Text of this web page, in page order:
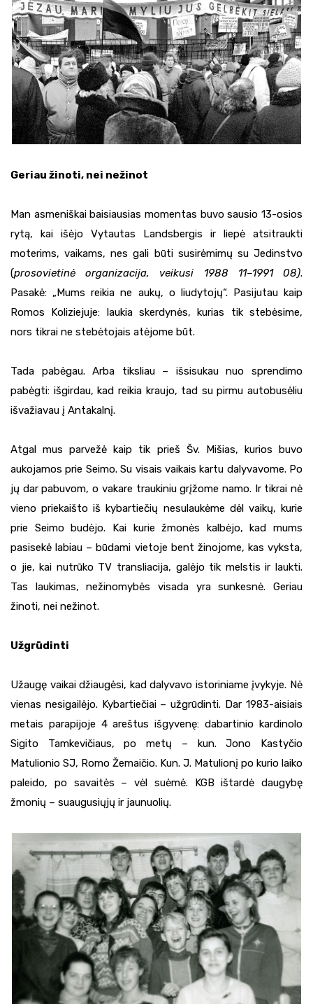
Geriau žinoti, nei nežinot
Man asmeniškai baisiausias momentas buvo sausio 13-osios
rytą, kai išėjo Vytautas Landsbergis ir liepė atsitraukti
moterims, vaikams, nes gali būti susirėmimų su Jedinstvo
(prosovietinė organizacija, veikusi 1988 11–1991 08).
Pasakė: „Mums reikia ne aukų, o liudytojų“. Pasijutau kaip
Romos Koliziejuje: laukia skerdynės, kurias tik stebėsime,
nors tikrai ne stebėtojais atėjome būt.
Tada pabėgau. Arba tiksliau – išsisukau nuo sprendimo
pabėgti: išgirdau, kad reikia kraujo, tad su pirmu autobusėliu
išvažiavau į Antakalnį.
Atgal mus parvežė kaip tik prieš Šv. Mišias, kurios buvo
aukojamos prie Seimo. Su visais vaikais kartu dalyvavome. Po
jų dar pabuvom, o vakare traukiniu grįžome namo. Ir tikrai nė
vieno priekaišto iš kybartiečių nesulaukėme dėl vaikų, kurie
prie Seimo budėjo. Kai kurie žmonės kalbėjo, kad mums
pasisekė labiau – būdami vietoje bent žinojome, kas vyksta,
o jie, kai nutrūko TV transliacija, galėjo tik melstis ir laukti.
Tas laukimas, nežinomybės visada yra sunkesnė. Geriau
žinoti, nei nežinot.
Užgrūdinti
Užaugę vaikai džiaugėsi, kad dalyvavo istoriniame įvykyje. Nė
vienas nesigailėjo. Kybartiečiai – užgrūdinti. Dar 1983-aisiais
metais parapijoje 4 areštus išgyvenę: dabartinio kardinolo
Sigito Tamkevičiaus, po metų – kun. Jono Kastyčio
Matulionio SJ, Romo Žemaičio. Kun. J. Matulionį po kurio laiko
paleido, po savaitės – vėl suėmė. KGB ištardė daugybę
žmonių – suaugusiųjų ir jaunuolių.